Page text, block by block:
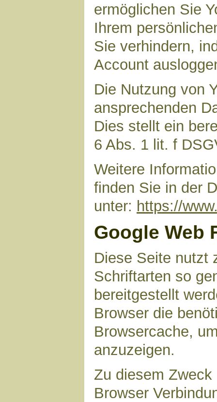
ermöglichen Sie
Ihrem
Sie verhindern,
Account
Die Nutzung von
ansprechenden
Dies stellt ein
6 Abs. 1 lit. f
Weitere
finden Sie in der
unter: https://
Google Web
Diese Seite nutzt
Schriftarten so
bereitgestellt
Browser die
Browsercache,
anzuzeigen.
Zu diesem
Browser